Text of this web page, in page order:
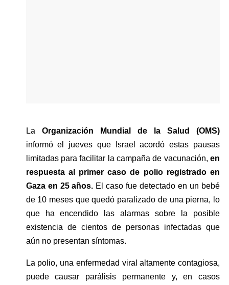
La Organización Mundial de la Salud (OMS)
informó el jueves que Israel acordó estas pausas
limitadas para facilitar la campaña de vacunación, en
respuesta al primer caso de polio registrado en
Gaza en 25 años. El caso fue detectado en un bebé
de 10 meses que quedó paralizado de una pierna, lo
que ha encendido las alarmas sobre la posible
existencia de cientos de personas infectadas que
aún no presentan síntomas.
La polio, una enfermedad viral altamente contagiosa,
puede causar parálisis permanente y, en casos